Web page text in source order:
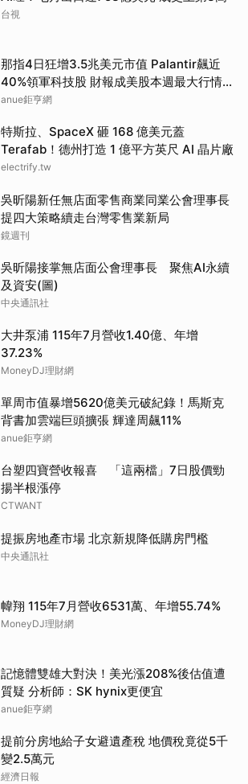
台視
那指4日狂增3.5兆美元市值 Palantir飆近
40%領軍科技股 財報成美股本週最大行情推
手
anue鉅亨網
特斯拉、SpaceX 砸 168 億美元蓋
Terafab！德州打造 1 億平方英尺 AI 晶片廠
electrify.tw
吳昕陽新任無店面零售商業同業公會理事長
提四大策略續走台灣零售業新局
鏡週刊
吳昕陽接掌無店面公會理事長 聚焦AI永續
及資安(圖)
中央通訊社
大井泵浦 115年7月營收1.40億、年增
37.23%
MoneyDJ理財網
單周市值暴增5620億美元破紀錄！馬斯克
背書加雲端巨頭擴張 輝達周飆11%
anue鉅亨網
台塑四寶營收報喜 「這兩檔」7日股價勁
揚半根漲停
CTWANT
提振房地產市場 北京新規降低購房門檻
中央通訊社
幃翔 115年7月營收6531萬、年增55.74%
MoneyDJ理財網
記憶體雙雄大對決！美光漲208%後估值遭
質疑 分析師：SK hynix更便宜
anue鉅亨網
提前分房地給子女避遺產稅 地價稅竟從5千
變2.5萬元
經濟日報